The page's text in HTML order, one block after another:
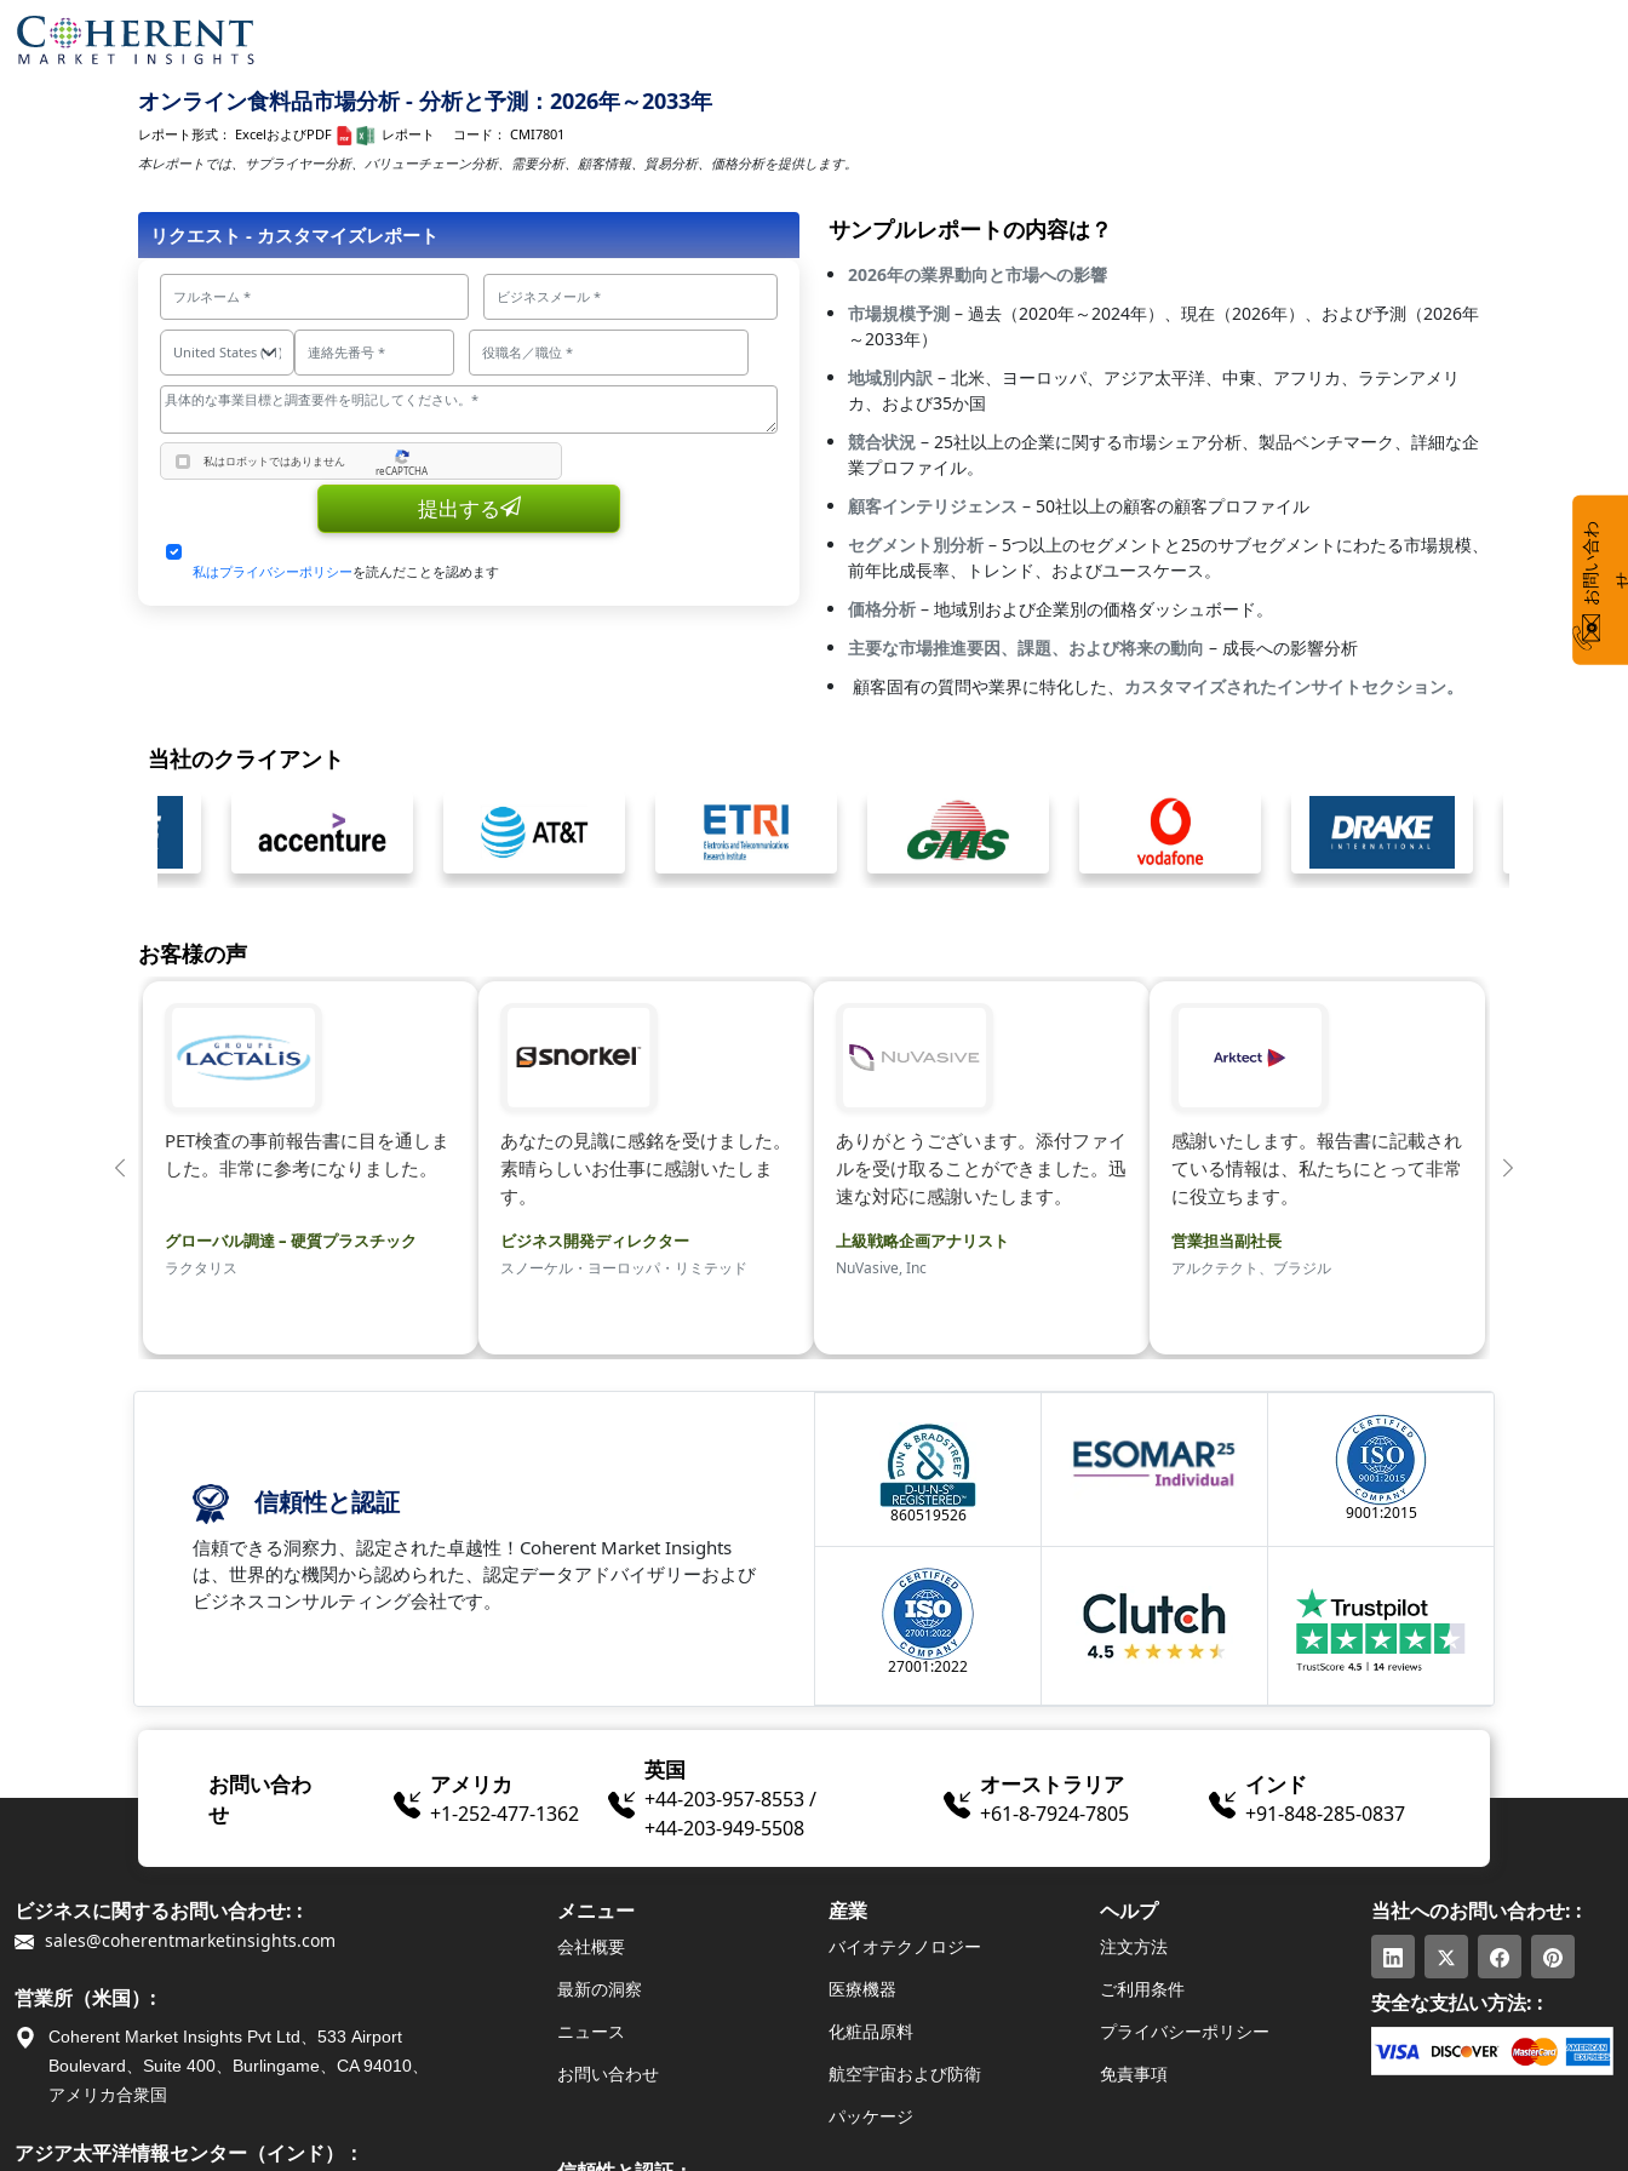
オンライン食料品市場分析 - 分析と予測：2026年～2033年
レポート形式： ExcelおよびPDF レポート コード： CMI7801
本レポートでは、サプライヤー分析、バリューチェーン分析、需要分析、顧客情報、貿易分析、価格分析を提供します。
リクエスト - カスタマイズレポート
私はロボットではありません
私はロボットではありません
reCAPTCHA
提出する
私はプライバシーポリシーを読んだことを認めます
サンプルレポートの内容は？
2026年の業界動向と市場への影響
市場規模予測 – 過去（2020年～2024年）、現在（2026年）、および予測（2026年
～2033年）
地域別内訳 – 北米、ヨーロッパ、アジア太平洋、中東、アフリカ、ラテンアメリ
カ、および35か国
競合状況 – 25社以上の企業に関する市場シェア分析、製品ベンチマーク、詳細な企
業プロファイル。
顧客インテリジェンス – 50社以上の顧客の顧客プロファイル
セグメント別分析 – 5つ以上のセグメントと25のサブセグメントにわたる市場規模、
前年比成長率、トレンド、およびユースケース。
価格分析 – 地域別および企業別の価格ダッシュボード。
主要な市場推進要因、課題、および将来の動向 – 成長への影響分析
顧客固有の質問や業界に特化した、 カスタマイズされたインサイトセクション。
当社のクライアント
お客様の声
PET検査の事前報告書に目を通しま
した。非常に参考になりました。
グローバル調達 – 硬質プラスチック
ラクタリス
あなたの見識に感銘を受けました。
素晴らしいお仕事に感謝いたしま
す。
ビジネス開発ディレクター
スノーケル・ヨーロッパ・リミテッド
ありがとうございます。添付ファイ
ルを受け取ることができました。迅
速な対応に感謝いたします。
上級戦略企画アナリスト
NuVasive, Inc
感謝いたします。報告書に記載され
ている情報は、私たちにとって非常
に役立ちます。
営業担当副社長
アルクテクト、ブラジル
前
次
信頼性と認証
信頼できる洞察力、認定された卓越性！Coherent Market Insights
は、世界的な機関から認められた、認定データアドバイザリーおよび
ビジネスコンサルティング会社です。
860519526 9001:2015
27001:2022
お問い合わ
せ
アメリカ
+1-252-477-1362
英国
+44-203-957-8553 /
+44-203-949-5508
オーストラリア
+61-8-7924​​-7805
インド
+91-848-285-0837
ビジネスに関するお問い合わせ: :
sales@coherentmarketinsights.com
営業所（米国）:
Coherent Market Insights Pvt Ltd、533 Airport
Boulevard、Suite 400、Burlingame、CA 94010、
アメリカ合衆国
アジア太平洋情報センター（インド）：
メニュー
会社概要
最新の洞察
ニュース
お問い合わせ
産業
バイオテクノロジー
医療機器
化粧品原料
航空宇宙および防衛
パッケージ
ヘルプ
注文方法
ご利用条件
プライバシーポリシー
免責事項
当社へのお問い合わせ: :
安全な支払い方法: :
お
い
合
わ